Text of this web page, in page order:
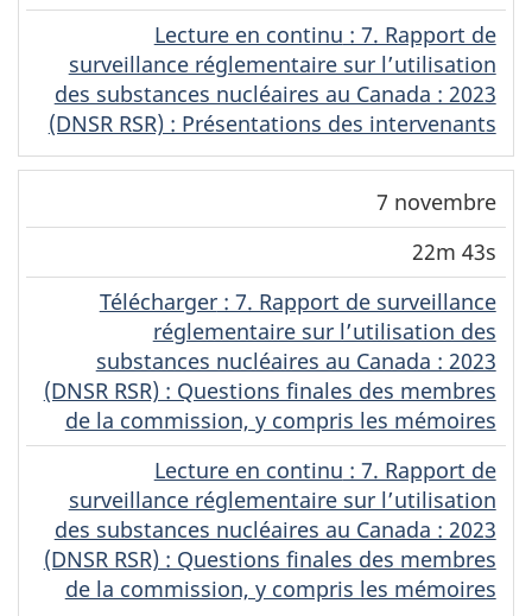
Lecture en continu (Original)
: 7. Rapport de
surveillance réglementaire sur l’utilisation
des substances nucléaires au Canada : 2023
(DNSR RSR) : Présentations des intervenants
7 novembre
22m 43s
Télécharger(Original)
: 7. Rapport de surveillance
réglementaire sur l’utilisation des
substances nucléaires au Canada : 2023
(DNSR RSR) : Questions finales des membres
de la commission, y compris les mémoires
Lecture en continu (Original)
: 7. Rapport de
surveillance réglementaire sur l’utilisation
des substances nucléaires au Canada : 2023
(DNSR RSR) : Questions finales des membres
de la commission, y compris les mémoires